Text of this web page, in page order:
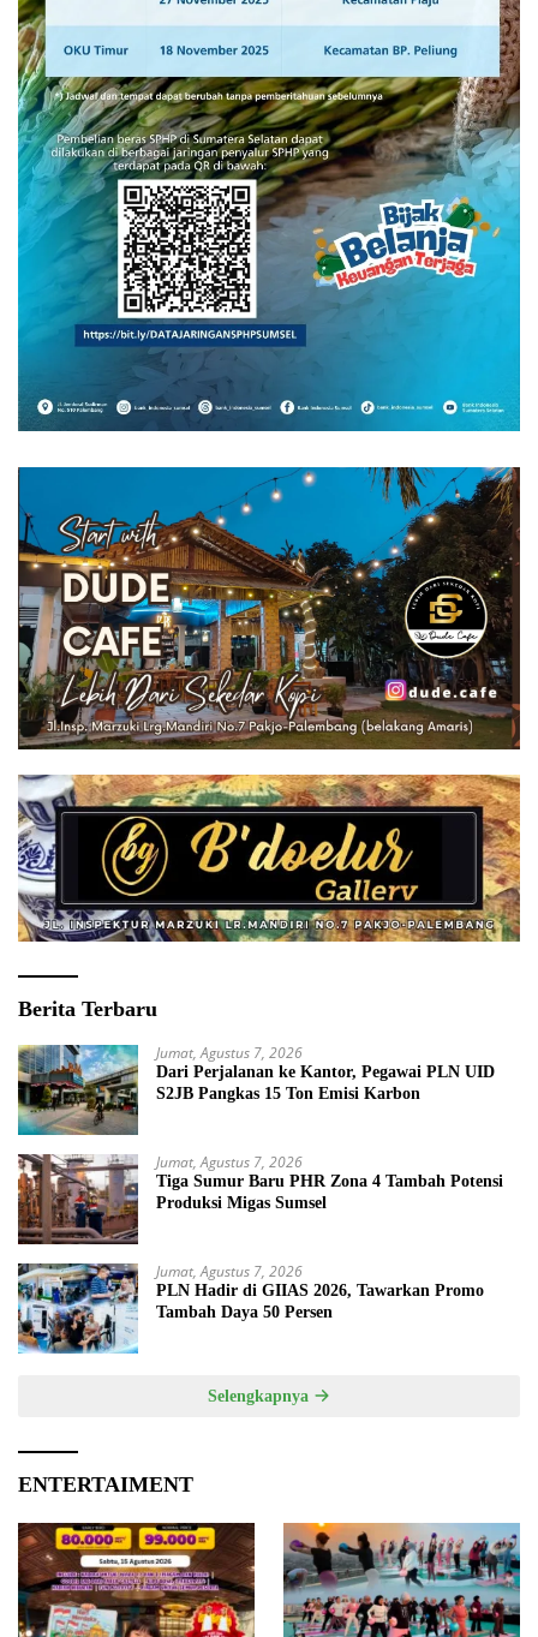
Berita Terbaru
Jumat, Agustus 7, 2026
Dari Perjalanan ke Kantor, Pegawai PLN UID
S2JB Pangkas 15 Ton Emisi Karbon
Jumat, Agustus 7, 2026
Tiga Sumur Baru PHR Zona 4 Tambah Potensi
Produksi Migas Sumsel
Jumat, Agustus 7, 2026
PLN Hadir di GIIAS 2026, Tawarkan Promo
Tambah Daya 50 Persen
Selengkapnya
ENTERTAIMENT